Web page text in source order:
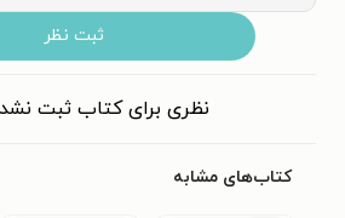
ثبت نظر
نظری برای کتاب ثبت
کتاب‌های مشابه